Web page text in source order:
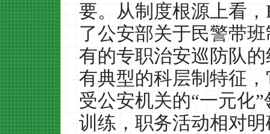
要。从制度根源上看，
了公安部关于民警带
有的专职治安巡防队
有典型的科层制特征
受公安机关的“一元化”
训练，职务活动相对